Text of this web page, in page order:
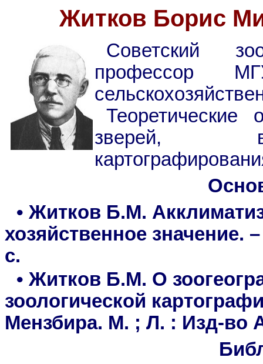
Житков Борис
Советский
профессор
Теоретические
зверей,
• Житков Б.М.
хозяйственное значение.
с.
• Житков Б.М. О
зоологической
Мензбира. М. ; Л. : Изд-во